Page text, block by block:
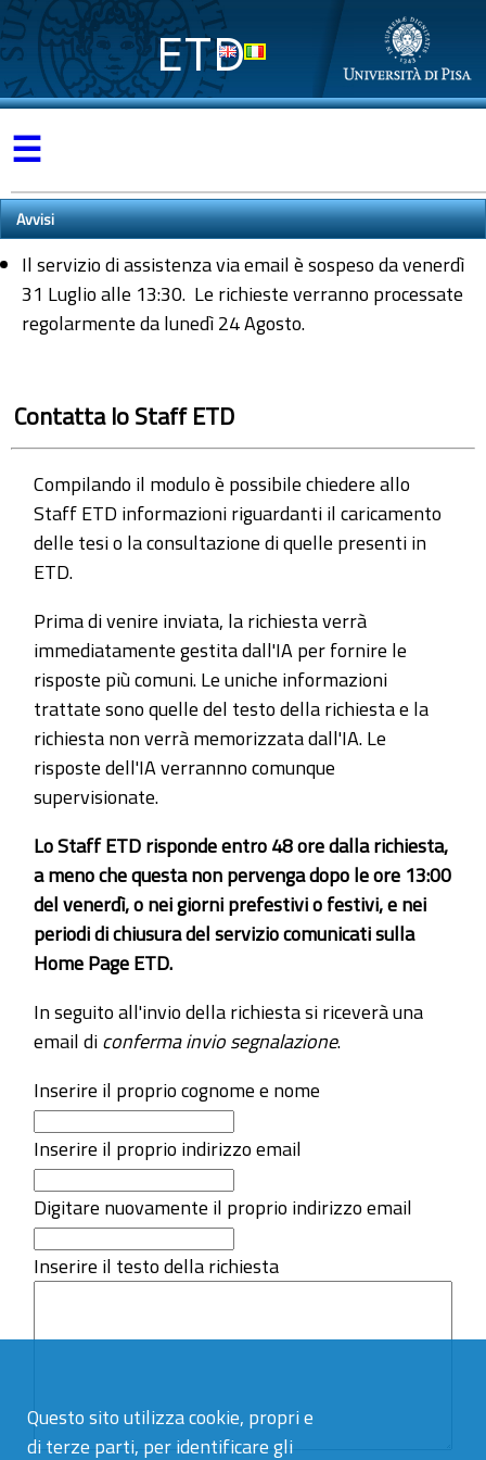
Questo sito utilizza cookie, propri e
di terze parti, per identificare gli
ETD
☰
Avvisi
Il servizio di assistenza via email è sospeso da venerdì
31 Luglio alle 13:30. Le richieste verranno processate
regolarmente da lunedì 24 Agosto.
Contatta lo Staff ETD
Compilando il modulo è possibile chiedere allo
Staff ETD informazioni riguardanti il caricamento
delle tesi o la consultazione di quelle presenti in
ETD.
Prima di venire inviata, la richiesta verrà
immediatamente gestita dall'IA per fornire le
risposte più comuni. Le uniche informazioni
trattate sono quelle del testo della richiesta e la
richiesta non verrà memorizzata dall'IA. Le
risposte dell'IA verrannno comunque
supervisionate.
Lo Staff ETD risponde entro 48 ore dalla richiesta,
a meno che questa non pervenga dopo le ore 13:00
del venerdì, o nei giorni prefestivi o festivi, e nei
periodi di chiusura del servizio comunicati sulla
Home Page ETD.
In seguito all'invio della richiesta si riceverà una
email diconferma invio segnalazione.
Inserire il proprio cognome e nome
Inserire il proprio indirizzo email
Digitare nuovamente il proprio indirizzo email
Inserire il testo della richiesta